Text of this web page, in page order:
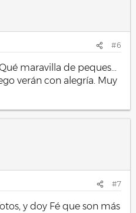
#6
maravilla de peques...
verán con alegría. Muy
#7
y doy Fé que son más